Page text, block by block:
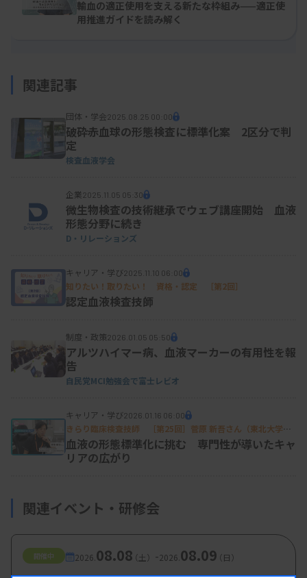
一方で、TMAなどで出現する典型的な形状は、多く
奇形赤血球と類似するため、判定をさらに難しくさ
2．JSLH形態標準化案のポイント——判定差をどう
JSLH形態標準化案は、全国サーベイランスの結果
を踏まえ、2025年8月に第1.0版から第1.1版へ改訂
トの主観による判定差の影響を最小限に抑えること
にある。
判定差は、視覚的特徴取得、特徴の解釈、判定ルー
ルの個人差から生じるとされている
標準化案では、同じ特徴を同じ尺度で認識させるた
め、判定に使用する特徴（大きさ、輪郭、色調、セ
ントラルパーラーなど）を明示し、その特徴の度合
いを測るスケールを周囲の奇形のない赤血球との比
している（図2 ）。
01
輸血の適正使用を支える新たな枠組み——適正使
用推進ガイドを読み解く
関連記事
団体・学会2025.08.25 00:00
破砕赤血球の形態検査に標準化案 2区分で判
定
検査血液学会
企業2025.11.05 05:30
微生物検査の技術継承でウェブ講座開始 血液
形態分野に続き
D・リレーションズ
キャリア・学び2025.11.10 06:00
知りたい！取りたい！ 資格・認定 ［第2回］
認定血液検査技師
制度・政策2026.01.05 05:50
アルツハイマー病、血液マーカーの有用性を報
告
自民党MCI勉強会で富士レビオ
キャリア・学び2026.01.16 06:00
きらり臨床検査技師 ［第25回］菅原 新吾さん（東北大学病
院臨床検査部門 臨床検査技師長／主任臨床検査部門長）
血液の形態標準化に挑む 専門性が導いたキャ
リアの広がり
関連イベント・研修会
開催中 2026. 08.08（土） -2026. 08.09（日）